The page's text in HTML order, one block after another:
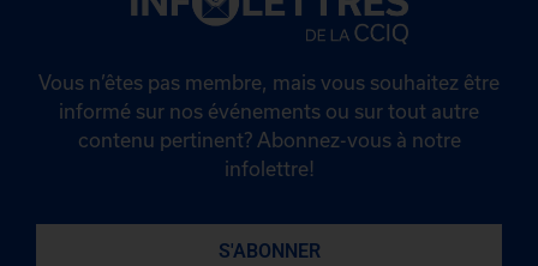
Vous n’êtes pas membre, mais vous souhaitez être
informé sur nos événements ou sur tout autre
contenu pertinent? Abonnez-vous à notre
infolettre!
S'ABONNER